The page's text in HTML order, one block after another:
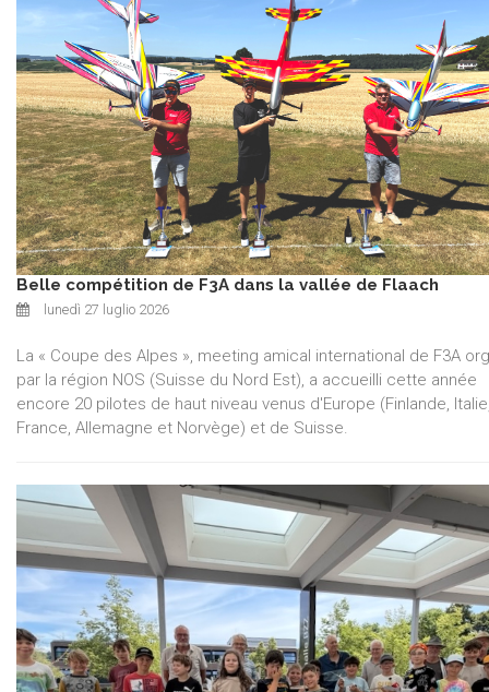
Belle compétition de F3A dans la vallée de Flaach
lunedì 27 luglio 2026
La « Coupe des Alpes », meeting amical international de F3A
par la région NOS (Suisse du Nord Est), a accueilli cette année
encore 20 pilotes de haut niveau venus d'Europe (Finlande,
France, Allemagne et Norvège) et de Suisse.